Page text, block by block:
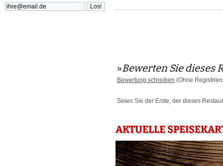
»Bewerten Sie dieses
Bewertung schreiben (Ohne
Seien Sie der Erste, der dieses
AKTUELLE